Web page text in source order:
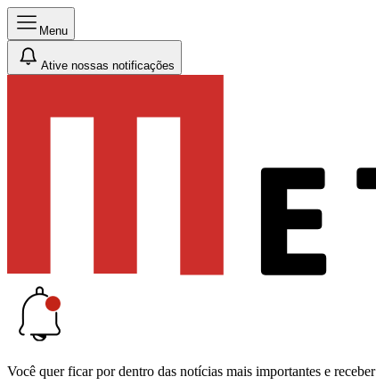
Menu
Ative nossas notificações
Você quer ficar por dentro das notícias mais importantes e receber